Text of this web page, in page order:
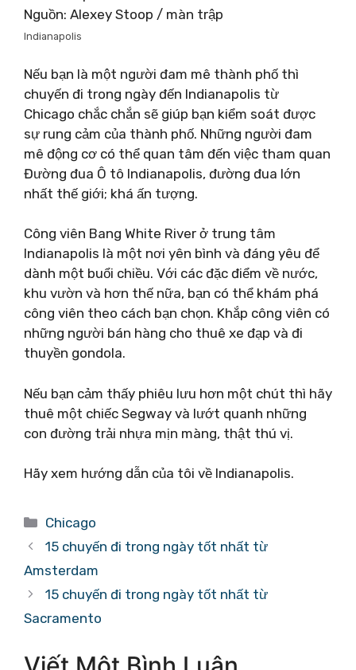
Nguồn: Alexey Stoop / màn trập
Indianapolis
Nếu bạn là một người đam mê thành phố thì
chuyến đi trong ngày đến Indianapolis từ
Chicago chắc chắn sẽ giúp bạn kiểm soát được
sự rung cảm của thành phố. Những người đam
mê động cơ có thể quan tâm đến việc tham quan
Đường đua Ô tô Indianapolis, đường đua lớn
nhất thế giới; khá ấn tượng.
Công viên Bang White River ở trung tâm
Indianapolis là một nơi yên bình và đáng yêu để
dành một buổi chiều. Với các đặc điểm về nước,
khu vườn và hơn thế nữa, bạn có thể khám phá
công viên theo cách bạn chọn. Khắp công viên có
những người bán hàng cho thuê xe đạp và đi
thuyền gondola.
Nếu bạn cảm thấy phiêu lưu hơn một chút thì hãy
thuê một chiếc Segway và lướt quanh những
con đường trải nhựa mịn màng, thật thú vị.
Hãy xem hướng dẫn của tôi về Indianapolis.
Danh
mục
Chicago
15 chuyến đi trong ngày tốt nhất từ ​​
Amsterdam
15 chuyến đi trong ngày tốt nhất từ ​​
Sacramento